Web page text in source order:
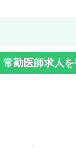
常勤医師求人